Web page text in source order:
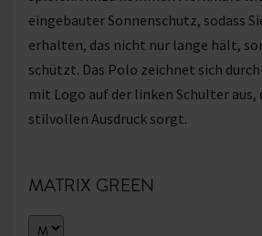
eingebauter Sonnenschutz, sodass
erhalten, das nicht nur lange hält,
schützt. Das Polo zeichnet sich
mit Logo auf der linken Schulter aus,
stilvollen Ausdruck sorgt.
MATRIX GREEN